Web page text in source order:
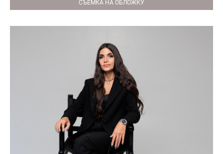
СЪЕМКА НА ОБЛОЖКУ